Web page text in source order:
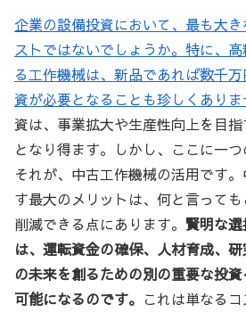
企業の設備投資において、最も大
ストではないでしょうか。特に、
る工作機械は、新品であれば数千
資が必要となることも珍しくありま
資は、事業拡大や生産性向上を目
となり得ます。しかし、ここに一つ
それが、中古工作機械の活用です
す最大のメリットは、何と言って
削減できる点にあります。 賢明な
は、運転資金の確保、人材育成、
の未来を創るための別の重要な投
可能になるのです。 これは単なるコ